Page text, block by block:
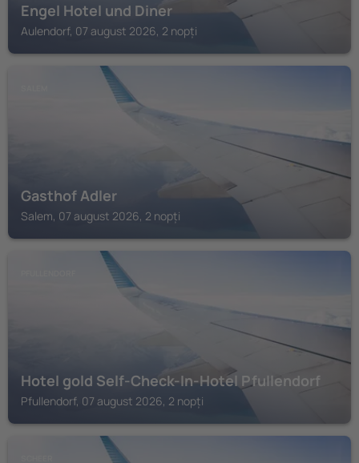
Engel Hotel und Diner
Aulendorf, 07 august 2026, 2 nopți
Gasthof Adler
Salem, 07 august 2026, 2 nopți
Hotel gold Self-Check-In-Hotel Pfullendorf
Pfullendorf, 07 august 2026, 2 nopți